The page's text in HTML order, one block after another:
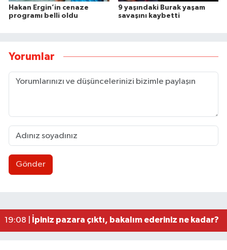
Hakan Ergin’in cenaze
programı belli oldu
9 yaşındaki Burak yaşam
savaşını kaybetti
Yorumlar
Gönder
00:06 |Ankara'da Zonguldak'a acı tur: 16 yaşındaki
19:08 |
İpiniz pazara çıktı, bakalım ederiniz ne kadar?